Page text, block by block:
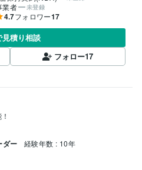
業者 未登録
4.7フォロワー17
見積り相談
フォロー17
ダー 経験年数 : 10年